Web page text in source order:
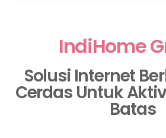
IndiHome
Solusi Internet
Cerdas Untuk
Batas